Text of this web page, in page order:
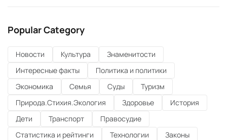
Popular Category
Новости Культура
Знаменитости
Интересные факты
Политика и политики
Экономика
Семья Суды
Туризм
Природа.Стихия.Экология
Здоровье
История
Дети
Транспорт
Правосудие
Статистика и рейтинги
Технологии
Законы